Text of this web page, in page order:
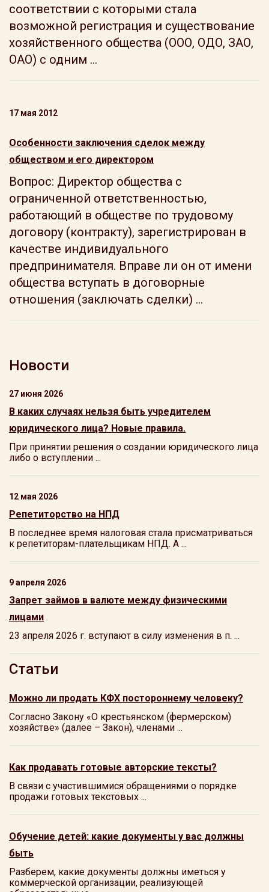
соответствии с которыми стала
возможной регистрация и существование
хозяйственного общества (ООО, ОДО, ЗАО,
ОАО) с одним ...
17 мая 2012
Особенности заключения сделок между
обществом и его директором
Вопрос: Директор общества с
ограниченной ответственностью,
работающий в обществе по трудовому
договору (контракту), зарегистрирован в
качестве индивидуального
предпринимателя. Вправе ли он от имени
общества вступать в договорные
отношения (заключать сделки) ...
Новости
27 июня 2026
В каких случаях нельзя быть учредителем
юридического лица? Новые правила.
При принятии решения о создании юридического лица
либо о вступлении ...
12 мая 2026
Репетиторство на НПД
В последнее время налоговая стала присматриваться
к репетиторам-плательщикам НПД. А ...
9 апреля 2026
Запрет займов в валюте между физическими
лицами
23 апреля 2026 г. вступают в силу изменения в п. ...
Статьи
Можно ли продать КФХ постороннему человеку?
Согласно Закону «О крестьянском (фермерском)
хозяйстве» (далее – Закон), членами ...
Как продавать готовые авторские тексты?
В связи с участившимися обращениями о порядке
продажи готовых текстовых ...
Обучение детей: какие документы у вас должны
быть
Разберем, какие документы должны иметься у
коммерческой организации, реализующей